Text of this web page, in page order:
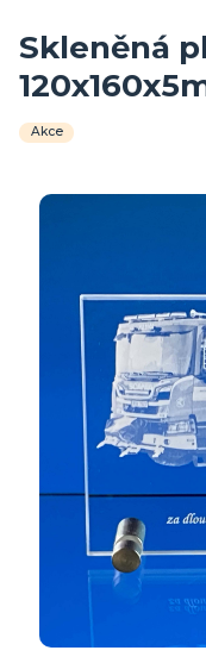
Skleněná
Akce